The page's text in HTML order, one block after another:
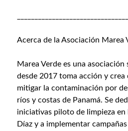
Acerca de la Asociación Marea
Marea Verde es una
desde 2017 toma acción y crea
mitigar la contaminación por
ríos y costas de Panamá. Se
iniciativas piloto de limpieza en
Díaz y a implementar